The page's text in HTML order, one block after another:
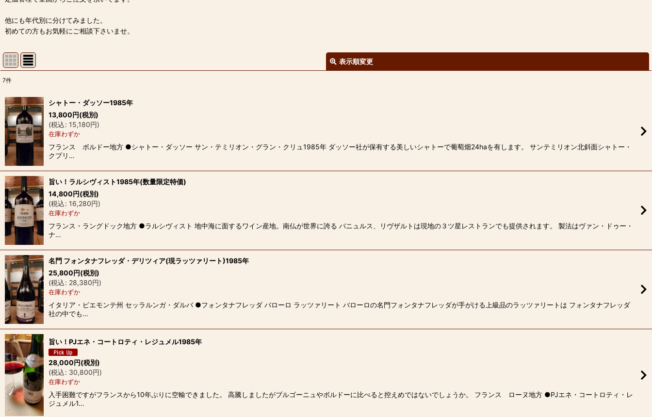
他にも年代別に分けてみました。
初めての方もお気軽にご相談下さいませ。
表示順変更
並び順:
絞り込む
7件
シャトー・ダッソー1985年
13,800円(税別)
(税込: 15,180円)
在庫わずか
フランス ボルドー地方 ●シャトー・ダッソー サン・テミリオン・グラン・クリュ1985年 ダッソー社が保有する美しいシャトーで葡萄畑24haを有します。 サンテミリオン北斜面シャトー・
クプリ…
旨い！ラルシヴィスト1985年(数量限定特価)
14,800円(税別)
(税込: 16,280円)
在庫わずか
フランス・ラングドック地方 ●ラルシヴィスト 地中海に面するワイン産地。南仏が世界に誇る バニュルス、リヴザルトは現地の３ツ星レストランでも提供されます。 製法はヴァン・ドゥー・
ナ…
名門 フォンタナフレッダ・デリツィア(現ラッツァリート)1985年
25,800円(税別)
(税込: 28,380円)
在庫わずか
イタリア・ピエモンテ州 セッラルンガ・ダルバ ●フォンタナフレッダ バローロ ラッツァリート バローロの名門フォンタナフレッダが手がける上級品のラッツァリートは フォンタナフレッダ
社の中でも…
旨い！PJエネ・コートロティ・レジュメル1985年
28,000円(税別)
(税込: 30,800円)
在庫わずか
入手困難ですがフランスから10年ぶりに空輸できました。 高騰しましたがブルゴーニュやボルドーに比べると控えめではないでしょうか。 フランス ローヌ地方 ●PJエネ・コートロティ・レ
ジュメル1…